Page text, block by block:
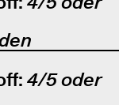
4/5 oder